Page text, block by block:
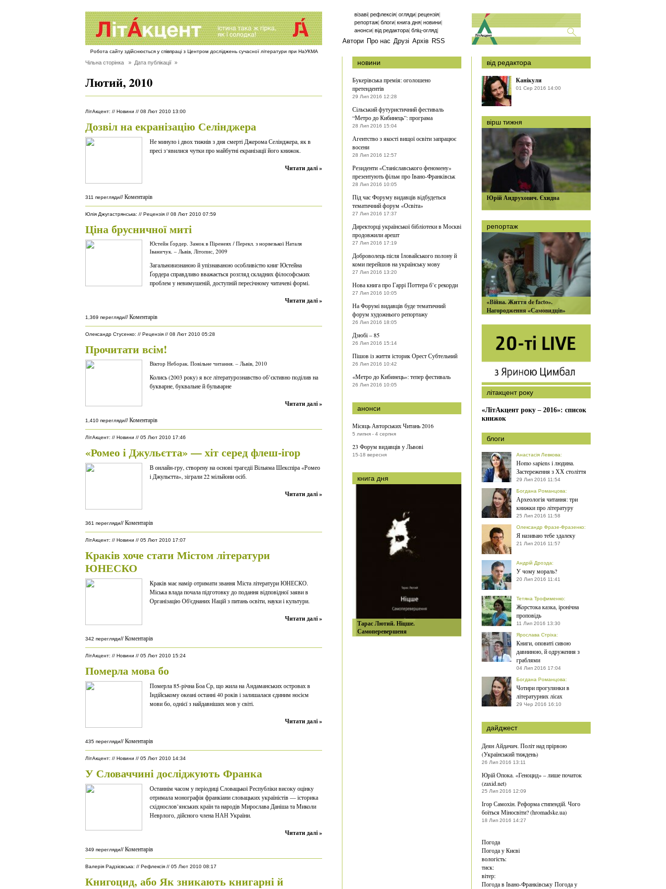
візаві| рефлексія| огляди| рецензія|
репортаж| блоги| книга дня| новини|
анонси| від редактора| бліц-огляд|
Автори Про нас Друзі Архів RSS
Робота сайту здійснюється у співпраці з Центром досліджень сучасної літератури при НаУКМА
Чільна сторінка » Дата публікації »
Лютий, 2010
ЛітАкцент: // Новини // 08 Лют 2010 13:00
Дозвіл на екранізацію Селінджера
Не минуло і двох тижнів з дня смерті Джерома Селінджера, як в
пресі з‘явилися чутки про майбутні екранізації його книжок.
Читати далі »
311 перегляди// Коментарів
Юлія Джугастрянська: // Рецензія // 08 Лют 2010 07:59
Ціна брусничної миті
Юстейн Ґордер. Замок в Піренеях / Перекл. з норвезької Наталя
Іваничук. – Львів, Літопис, 2009
Загальновизнаною й упізнаваною особливістю книг Юстейна
Ґордера справдливо вважається розгляд складних філософських
проблем у невимушеній, доступній пересічному читачеві формі.
Читати далі »
1,369 перегляди// Коментарів
Олександр Стусенко: // Рецензія // 08 Лют 2010 05:28
Прочитати всім!
Віктор Неборак. Повільне читання. – Львів, 2010
Колись (2003 року) я все літературознавство об’єктивно поділив на
букварне, буквальне й бульварне
Читати далі »
1,410 перегляди// Коментарів
ЛітАкцент: // Новини // 05 Лют 2010 17:46
«Ромео і Джульєтта» — хіт серед флеш-ігор
В онлайн-гру, створену на основі трагедії Вільяма Шекспіра «Ромео
і Джульєтта», зіграли 22 мільйони осіб.
Читати далі »
361 перегляди// Коментарів
ЛітАкцент: // Новини // 05 Лют 2010 17:07
Краків хоче стати Містом літератури
ЮНЕСКО
Краків має намір отримати звання Міста літератури ЮНЕСКО.
Міська влада почала підготовку до подання відповідної заяви в
Організацію Об'єднаних Націй з питань освіти, науки і культури.
Читати далі »
342 перегляди// Коментарів
ЛітАкцент: // Новини // 05 Лют 2010 15:24
Померла мова бо
Померла 85-річна Боа Ср, що жила на Андаманських островах в
Індійському океані останні 40 років і залишалася єдиним носієм
мови бо, однієї з найдавніших мов у світі.
Читати далі »
435 перегляди// Коментарів
ЛітАкцент: // Новини // 05 Лют 2010 14:34
У Словаччині досліджують Франка
Останнім часом у періодиці Словацької Республіки високу оцінку
отримала монографія франкіани словацьких україністів — історика
східнослов’янських країн та народів Мирослава Даніша та Миколи
Неврлого, дійсного члена НАН України.
Читати далі »
349 перегляди// Коментарів
Валерія Радзієвська: // Рефлексія // 05 Лют 2010 08:17
Книгоцид, або Як зникають книгарні й
новини
Букерівська премія: оголошено
претендентів
29 Лип 2016 12:28
Сільський футуристичний фестиваль
“Метро до Кибинець”: програма
28 Лип 2016 15:04
Агентство з якості вищої освіти запрацює
восени
28 Лип 2016 12:57
Резиденти «Станіславського феномену»
презентують фільм про Івано-Франківськ
28 Лип 2016 10:05
Під час Форуму видавців відбудеться
тематичний форум «Освіта»
27 Лип 2016 17:37
Директорці української бібліотеки в Москві
продовжили арешт
27 Лип 2016 17:19
Доброволець після Іловайського полону й
коми перейшов на українську мову
27 Лип 2016 13:20
Нова книга про Гаррі Поттера б’є рекорди
27 Лип 2016 10:05
На Форумі видавців буде тематичний
форум художнього репортажу
26 Лип 2016 18:05
Дзюбі – 85
26 Лип 2016 15:14
Пішов із життя історик Орест Субтельний
26 Лип 2016 10:42
«Метро до Кибинець»: тепер фестиваль
26 Лип 2016 10:05
анонси
Місяць Авторських Читань 2016
5 липня - 4 серпня
23 Форум видавців у Львові
15-18 вересня
книга дня
Тарас Лютий. Ніцше.
Самоперевершеня
від редактора
Канікули
01 Сер 2016 14:00
вірш тижня
Юрій Андрухович. Єхидна
репортаж
«Війна. Життя de facto».
Нагородження «Самовидців»
літакцент року
«ЛітАкцент року – 2016»: список
книжок
блоги
Анастасія Левкова:
Нomo sapiens і людина.
Застереження з ХХ століття
29 Лип 2016 11:54
Богдана Романцова:
Археологія читання: три
книжки про літературу
25 Лип 2016 11:58
Олександр Фразе-Фразенко:
Я називаю тебе здалеку
21 Лип 2016 11:57
Андрій Дрозда:
У чому мораль?
20 Лип 2016 11:41
Тетяна Трофименко:
Жорстока казка, іронічна
проповідь
11 Лип 2016 13:30
Ярослава Стріха:
Книги, оповиті сивою
давниною, й одруження з
граблями
04 Лип 2016 17:04
Богдана Романцова:
Чотири прогулянки в
літературних лісах
29 Чер 2016 16:10
дайджест
Деян Айдачич. Політ над прірвою
(Український тиждень)
26 Лип 2016 13:11
Юрій Опока. «Геноцид» – лише початок
(zaxid.net)
25 Лип 2016 12:09
Ігор Самохін. Реформа стипендій. Чого
боїться Міносвіти? (hromadske.ua)
18 Лип 2016 14:27
Погода
Погода уКиєві
вологість:
тиск:
вітер:
Погода в Івано-Франківську Погода у